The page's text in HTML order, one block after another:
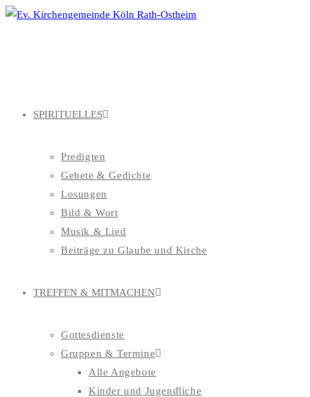
Zum
SPIRITUELLES
Predigten
Gebete & Gedichte
Losungen
Bild & Wort
Musik & Lied
Beiträge zu Glaube und Kirche
TREFFEN & MITMACHEN
Gottesdienste
Gruppen & Termine
Alle Angebote
Kinder und Jugendliche